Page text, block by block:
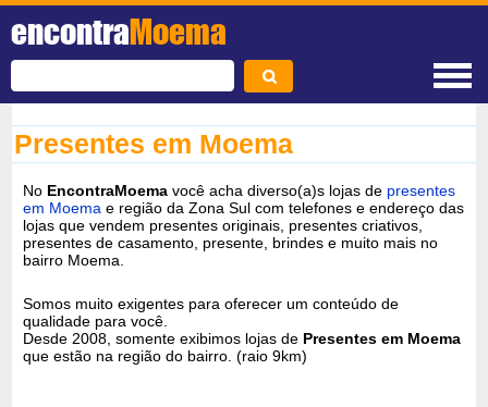
encontraMoema
Presentes em Moema
No EncontraMoema você acha diverso(a)s lojas de presentes
em Moema e região da Zona Sul com telefones e endereço das
lojas que vendem presentes originais, presentes criativos,
presentes de casamento, presente, brindes e muito mais no
bairro Moema.
Somos muito exigentes para oferecer um conteúdo de
qualidade para você.
Desde 2008, somente exibimos lojas de Presentes em Moema
que estão na região do bairro. (raio 9km)